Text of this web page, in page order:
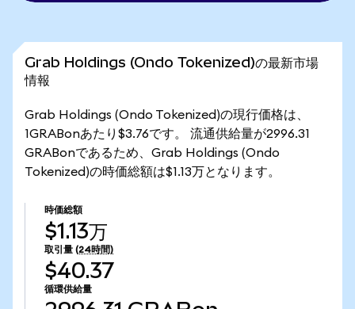
Grab Holdings (Ondo Tokenized)の最新市場
情報
Grab Holdings (Ondo Tokenized)の現行価格は、
1GRABonあたり$3.76です。 流通供給量が2996.31
GRABonであるため、Grab Holdings (Ondo
Tokenized)の時価総額は$1.13万となります。
時価総額
$1.13万
取引量 (24時間)
$40.37
循環供給量